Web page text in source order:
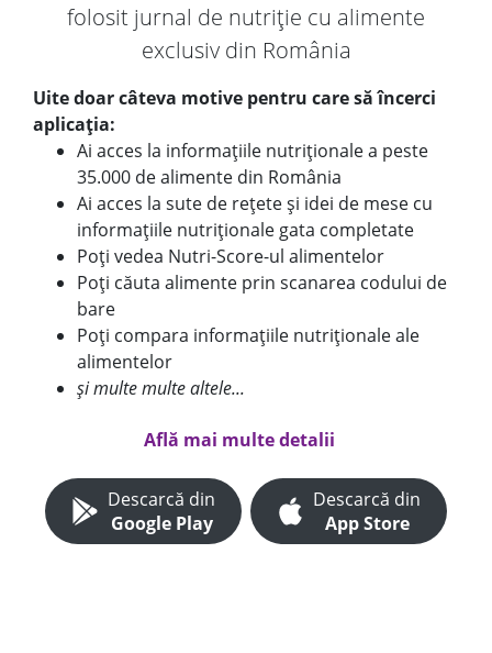
folosit jurnal de nutriție cu alimente
exclusiv din România
Uite doar câteva motive pentru care să încerci
aplicația:
Ai acces la informațiile nutriționale a peste
35.000 de alimente din România
Ai acces la sute de rețete și idei de mese cu
informațiile nutriționale gata completate
Poți vedea Nutri-Score-ul alimentelor
Poți căuta alimente prin scanarea codului de
bare
Poți compara informațiile nutriționale ale
alimentelor
și multe multe altele...
Află mai multe detalii
Descarcă din
Google Play
Descarcă din
App Store